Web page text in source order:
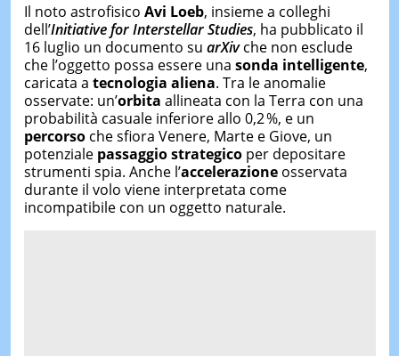
Il noto astrofisico Avi Loeb, insieme a colleghi
dell’Initiative for Interstellar Studies, ha pubblicato il
16 luglio un documento su arXivche non esclude
che l’oggetto possa essere una sonda intelligente,
caricata a tecnologia aliena. Tra le anomalie
osservate: un’orbita allineata con la Terra con una
probabilità casuale inferiore allo 0,2 %, e un
percorsoche sfiora Venere, Marte e Giove, un
potenziale passaggio strategicoper depositare
strumenti spia. Anche l’accelerazioneosservata
durante il volo viene interpretata come
incompatibile con un oggetto naturale.